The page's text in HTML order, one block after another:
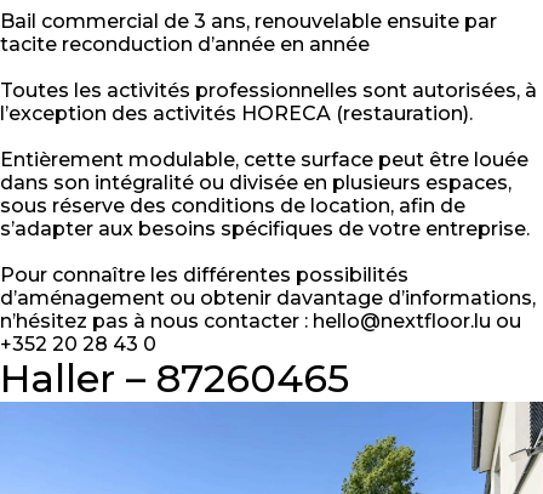
Bail commercial de 3 ans, renouvelable ensuite par
tacite reconduction d’année en année
Toutes les activités professionnelles sont autorisées, à
l’exception des activités HORECA (restauration).
Entièrement modulable, cette surface peut être louée
dans son intégralité ou divisée en plusieurs espaces,
sous réserve des conditions de location, afin de
s’adapter aux besoins spécifiques de votre entreprise.
Pour connaître les différentes possibilités
d’aménagement ou obtenir davantage d’informations,
n’hésitez pas à nous contacter : hello@nextfloor.lu ou
+352 20 28 43 0
Haller – 87260465